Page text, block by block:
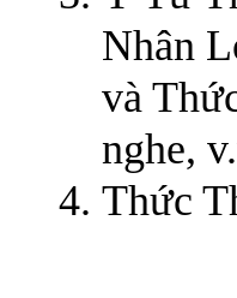
Nhân
và
nghe,
Thức